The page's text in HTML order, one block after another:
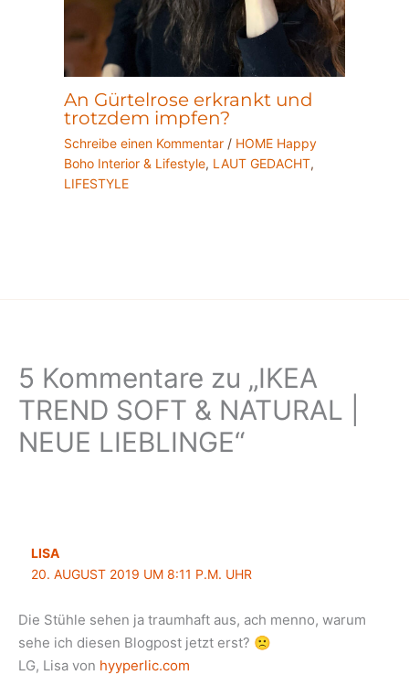
An Gürtelrose erkrankt und
trotzdem impfen?
Schreibe einen Kommentar / HOME Happy
Boho Interior & Lifestyle, LAUT GEDACHT,
LIFESTYLE
5 Kommentare zu „IKEA
TREND SOFT & NATURAL |
NEUE LIEBLINGE“
LISA
20. AUGUST 2019 UM 8:11 P.M. UHR
Die Stühle sehen ja traumhaft aus, ach menno, warum
sehe ich diesen Blogpost jetzt erst? 🙁
LG, Lisa von hyyperlic.com